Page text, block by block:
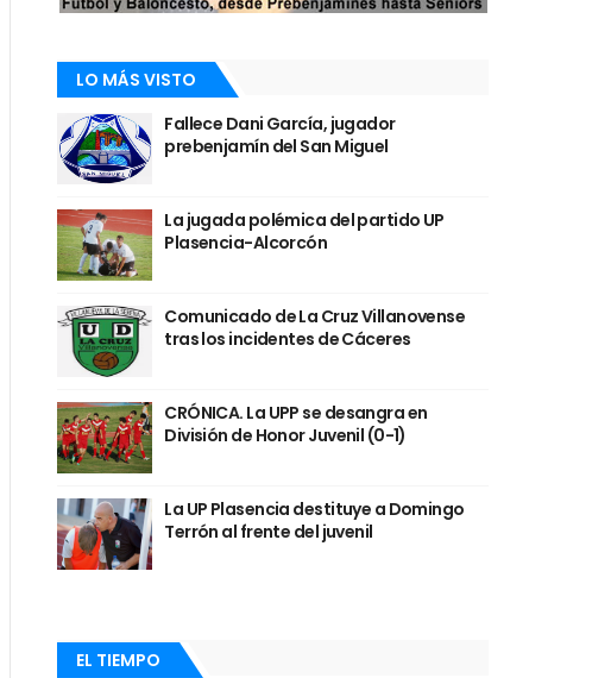
LO MÁS VISTO
Fallece Dani García, jugador
prebenjamín del San Miguel
La jugada polémica del partido UP
Plasencia-Alcorcón
Comunicado de La Cruz Villanovense
tras los incidentes de Cáceres
CRÓNICA. La UPP se desangra en
División de Honor Juvenil (0-1)
La UP Plasencia destituye a Domingo
Terrón al frente del juvenil
EL TIEMPO